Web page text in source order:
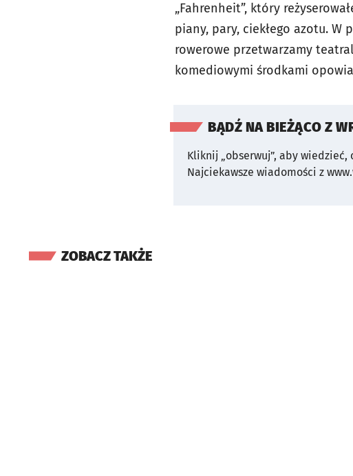
„Fahrenheit”, który
piany, pary, ciekłego azotu. W
rowerowe przetwarzamy
komediowymi środkami
BĄDŹ NA BIEŻĄCO Z
Kliknij „obserwuj”, aby wiedzieć,
Najciekawsze wiadomości z
ZOBACZ TAKŻE